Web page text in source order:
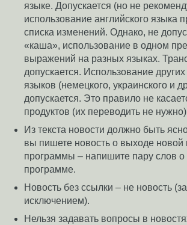
языке. Допускается (но не
использование английского языка
списка изменений. Однако, не
«каша», использование в одном
выражений на разных языках.
допускается. Использование
языков (немецкого, украинского и
допускается. Это правило не
продуктов (их переводить не
Из текста новости должно быть
вы пишете новость о выходе новой
программы – напишите пару слов о
программе.
Новость без ссылки – не новость
исключением).
Нельзя задавать вопросы в